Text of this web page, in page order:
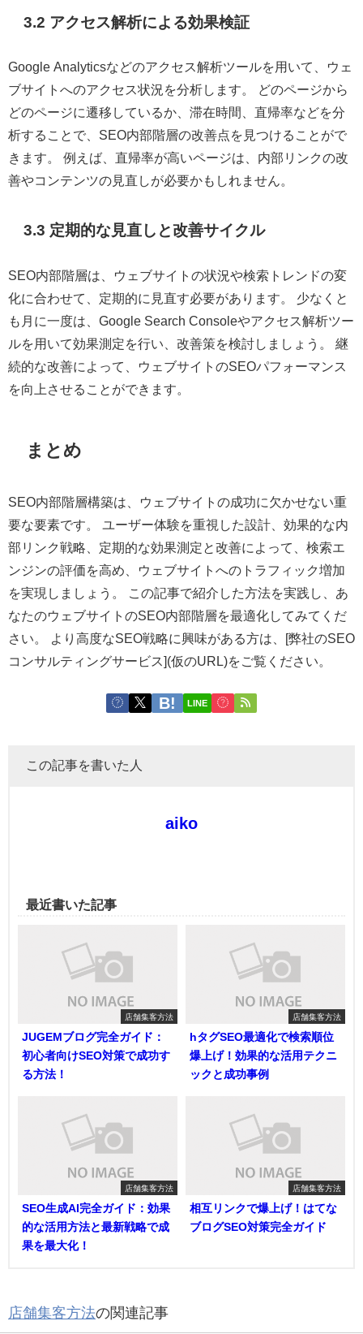
3.2 アクセス解析による効果検証
Google Analyticsなどのアクセス解析ツールを用いて、ウェ
ブサイトへのアクセス状況を分析します。 どのページから
どのページに遷移しているか、滞在時間、直帰率などを分
析することで、SEO内部階層の改善点を見つけることがで
きます。 例えば、直帰率が高いページは、内部リンクの改
善やコンテンツの見直しが必要かもしれません。
3.3 定期的な見直しと改善サイクル
SEO内部階層は、ウェブサイトの状況や検索トレンドの変
化に合わせて、定期的に見直す必要があります。 少なくと
も月に一度は、Google Search Consoleやアクセス解析ツー
ルを用いて効果測定を行い、改善策を検討しましょう。 継
続的な改善によって、ウェブサイトのSEOパフォーマンス
を向上させることができます。
まとめ
SEO内部階層構築は、ウェブサイトの成功に欠かせない重
要な要素です。 ユーザー体験を重視した設計、効果的な内
部リンク戦略、定期的な効果測定と改善によって、検索エ
ンジンの評価を高め、ウェブサイトへのトラフィック増加
を実現しましょう。 この記事で紹介した方法を実践し、あ
なたのウェブサイトのSEO内部階層を最適化してみてくだ
さい。 より高度なSEO戦略に興味がある方は、[弊社のSEO
コンサルティングサービス](仮のURL)をご覧ください。
LINE
この記事を書いた人
aiko
最近書いた記事
店舗集客方法
JUGEMブログ完全ガイド：
初心者向けSEO対策で成功す
る方法！
店舗集客方法
hタグSEO最適化で検索順位
爆上げ！効果的な活用テクニ
ックと成功事例
店舗集客方法
SEO生成AI完全ガイド：効果
的な活用方法と最新戦略で成
果を最大化！
店舗集客方法
相互リンクで爆上げ！はてな
ブログSEO対策完全ガイド
店舗集客方法の関連記事